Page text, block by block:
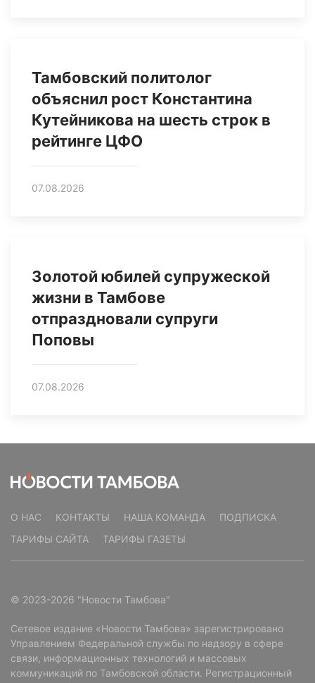
Тамбовский политолог
объяснил рост Константина
Кутейникова на шесть строк в
рейтинге ЦФО
07.08.2026
Золотой юбилей супружеской
жизни в Тамбове
отпраздновали супруги
Поповы
07.08.2026
О НАС КОНТАКТЫ НАША КОМАНДА
ПОДПИСКА
ТАРИФЫ САЙТА
ТАРИФЫ ГАЗЕТЫ
© 2023-2026 "Новости Тамбова"
Сетевое издание «Новости Тамбова» зарегистрировано
Управлением Федеральной службы по надзору в сфере
связи, информационных технологий и массовых
коммуникаций по Тамбовской области. Регистрационный